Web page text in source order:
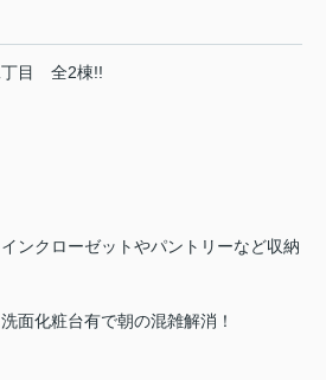
目 全2棟!!
ンクローゼットやパントリーなど収納
面化粧台有で朝の混雑解消！